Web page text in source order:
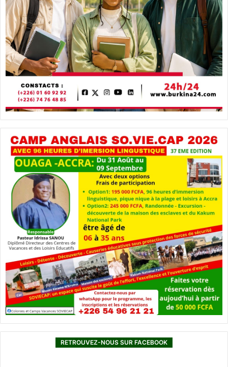
RETROUVEZ-NOUS SUR FACEBOOK